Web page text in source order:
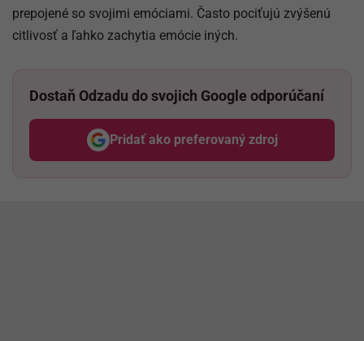
prepojené so svojimi emóciami. Často pociťujú zvýšenú
citlivosť a ľahko zachytia emócie iných.
Dostaň Odzadu do svojich Google odporúčaní
Pridať ako preferovaný zdroj
Odzadu, odkaz sa otvorí v